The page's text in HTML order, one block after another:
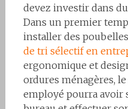
devez investir dans
Dans un premier
installer des
de tri sélectif en
ergonomique et
ordures ménagères,
employé pourra avoir